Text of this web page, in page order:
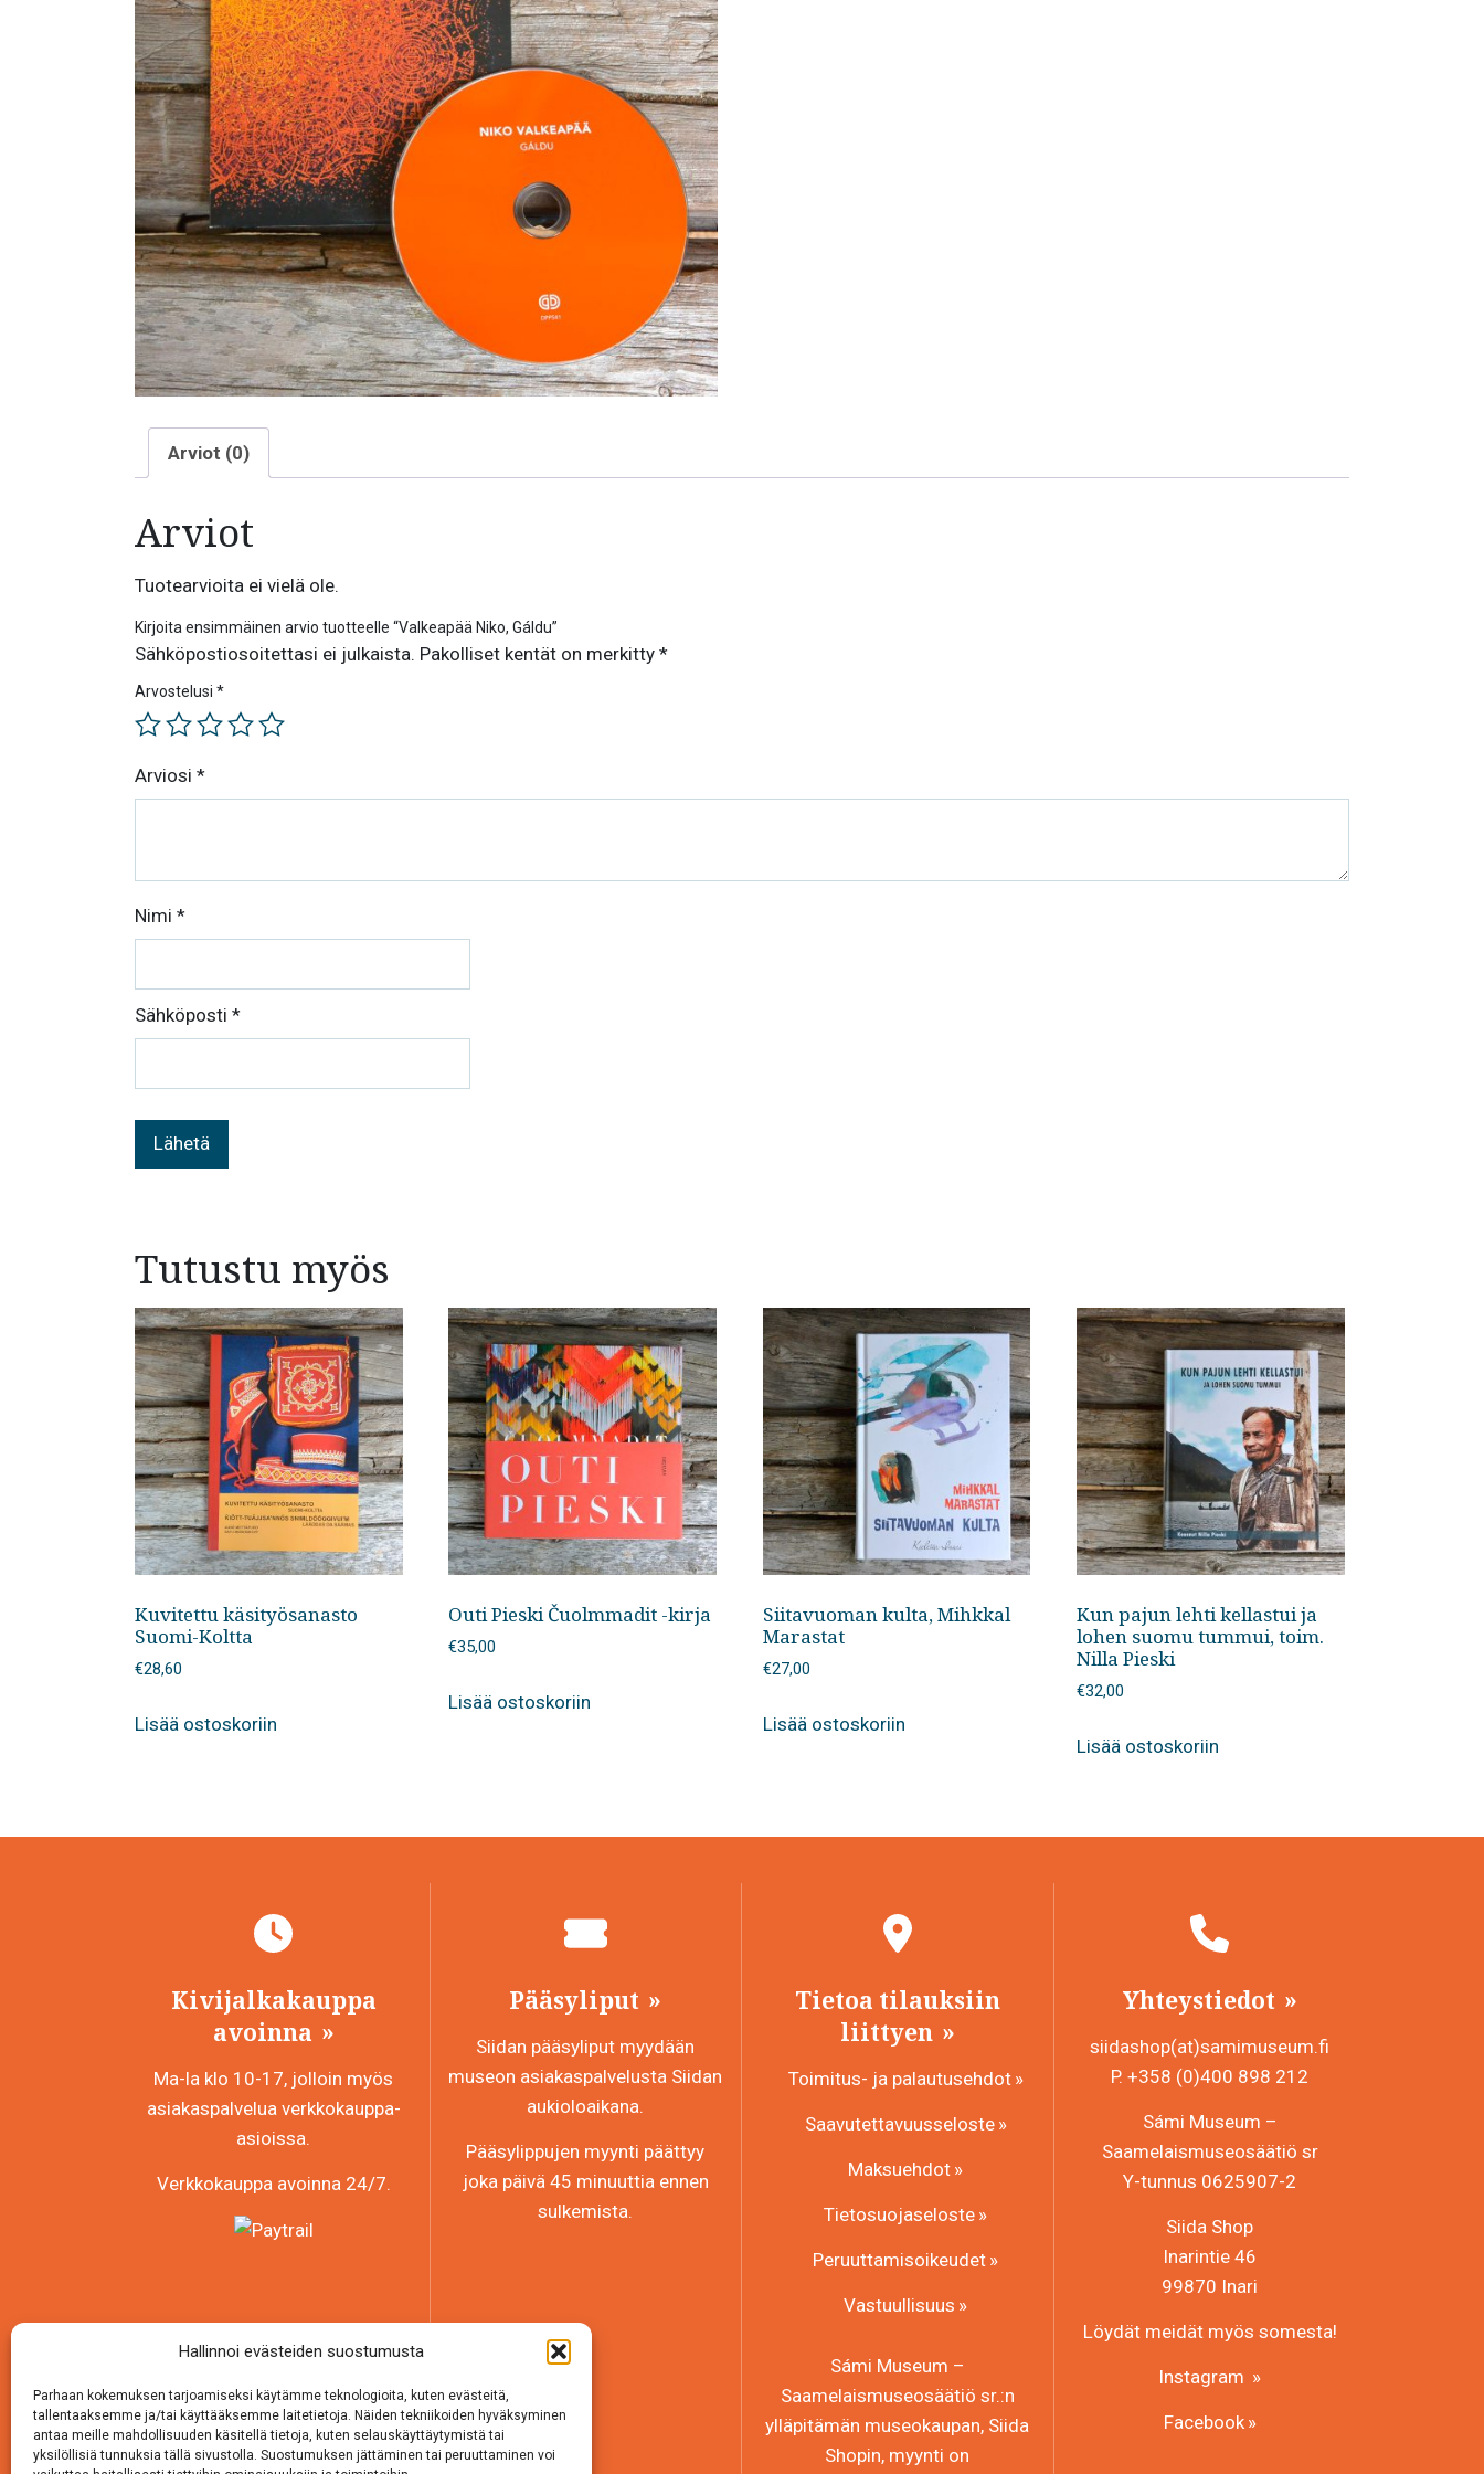
Hallinnoi evästeiden suostumusta
Parhaan kokemuksen tarjoamiseksi käytämme teknologioita, kuten evästeitä,
tallentaaksemme ja/tai käyttääksemme laitetietoja. Näiden tekniikoiden hyväksyminen
antaa meille mahdollisuuden käsitellä tietoja, kuten selauskäyttäytymistä tai
yksilöllisiä tunnuksia tällä sivustolla. Suostumuksen jättäminen tai peruuttaminen voi
Arviot (0)
Arviot
Tuotearvioita ei vielä ole.
Kirjoita ensimmäinen arvio tuotteelle “Valkeapää Niko, Gáldu”
Sähköpostiosoitettasi ei julkaista. Pakolliset kentät on merkitty *
Arvostelusi *
Arviosi *
Nimi *
Sähköposti *
Tutustu myös
Kuvitettu käsityösanasto
Suomi-Koltta
€28,60
Lisää ostoskoriin
Outi Pieski Čuolmmadit -kirja
€35,00
Lisää ostoskoriin
Siitavuoman kulta, Mihkkal
Marastat
€27,00
Lisää ostoskoriin
Kun pajun lehti kellastui ja
lohen suomu tummui, toim.
Nilla Pieski
€32,00
Lisää ostoskoriin
Kivijalkakauppa
avoinna
Ma-la klo 10-17, jolloin myös
asiakaspalvelua verkkokauppa-
asioissa.
Verkkokauppa avoinna 24/7.
Pääsyliput
Siidan pääsyliput myydään
museon asiakaspalvelusta Siidan
aukioloaikana.
Pääsylippujen myynti päättyy
joka päivä 45 minuuttia ennen
sulkemista.
Tietoa tilauksiin
liittyen
Toimitus- ja palautusehdot
Saavutettavuusseloste
Maksuehdot
Tietosuojaseloste
Peruuttamisoikeudet
Vastuullisuus
Sámi Museum –
Saamelaismuseosäätiö sr.:n
ylläpitämän museokaupan, Siida
Shopin, myynti on
Yhteystiedot
siidashop(at)samimuseum.fi
P. +358 (0)400 898 212
Sámi Museum –
Saamelaismuseosäätiö sr
Y-tunnus 0625907-2
Siida Shop
Inarintie 46
99870 Inari
Löydät meidät myös somesta!
Instagram
Facebook